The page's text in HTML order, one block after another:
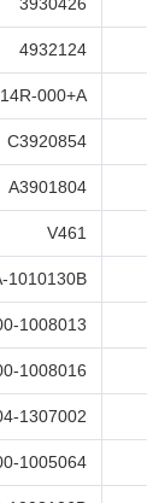
4932124
000+A
C3920854
A3901804
V461
1010130B
1008013
1008016
1307002
1005064